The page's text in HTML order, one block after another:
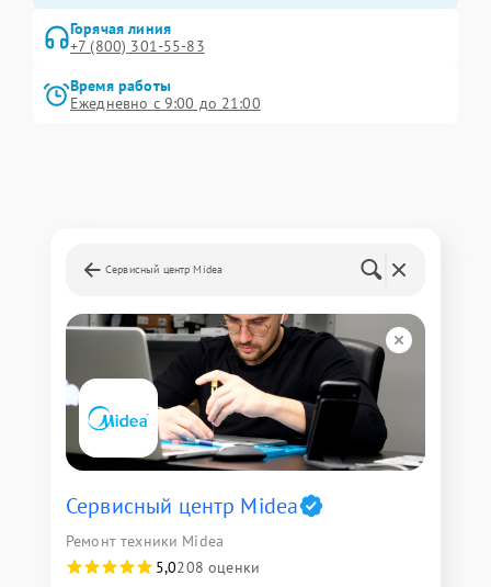
Горячая линия
+7 (800) 301-55-83
Время работы
Ежедневно с 9:00 до 21:00
Сервисный центр Midea
Сервисный центр Midea
Ремонт техники Midea
5,0208 оценки